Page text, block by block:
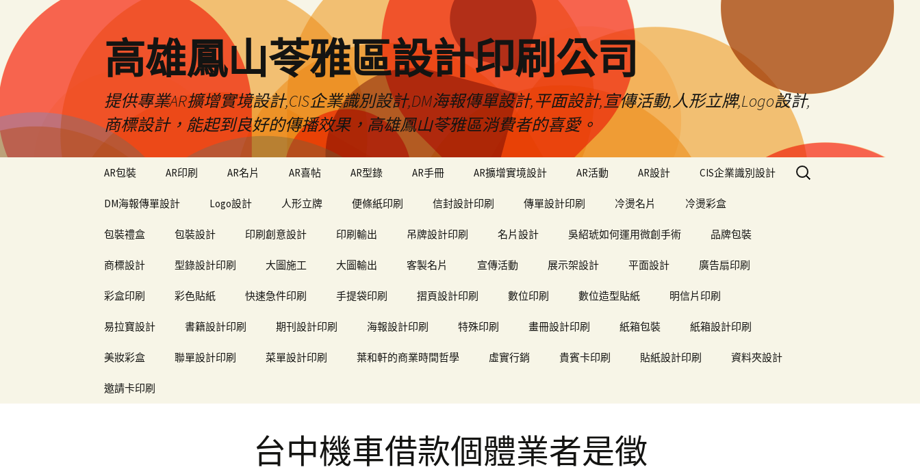
高雄鳳山苓雅區設計印刷公司
提供專業AR擴增實境設計,CIS企業識別設計,DM海報傳單設計,平面設計,宣傳活動,人形立牌,Logo設計,
商標設計，能起到良好的傳播效果，高雄鳳山苓雅區消費者的喜愛。
AR包裝 AR印刷 AR名片 AR喜帖 AR型錄 AR手冊 AR擴增實境設計 AR活動 AR設計 CIS企業識別設計
DM海報傳單設計 Logo設計 人形立牌 便條紙印刷 信封設計印刷 傳單設計印刷 冷燙名片 冷燙彩盒
包裝禮盒 包裝設計 印刷創意設計 印刷輸出 吊牌設計印刷 名片設計 吳紹琥如何運用微創手術 品牌包裝
商標設計 型錄設計印刷 大圖施工 大圖輸出 客製名片 宣傳活動 展示架設計 平面設計 廣告扇印刷
彩盒印刷 彩色貼紙 快速急件印刷 手提袋印刷 摺頁設計印刷 數位印刷 數位造型貼紙 明信片印刷
易拉寶設計 書籍設計印刷 期刊設計印刷 海報設計印刷 特殊印刷 畫冊設計印刷 紙箱包裝 紙箱設計印刷
美妝彩盒 聯單設計印刷 菜單設計印刷 葉和軒的商業時間哲學 虛實行銷 貴賓卡印刷 貼紙設計印刷 資料夾設計
邀請卡印刷
搜
尋
台中機車借款個體業者是徵